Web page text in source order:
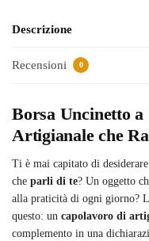
Descrizione
Recensioni 0
Borsa Uncinetto
Artigianale che
Ti è mai capitato di
che parli di te? Un oggetto
alla praticità di ogni giorno?
questo: un capolavoro di
complemento in una